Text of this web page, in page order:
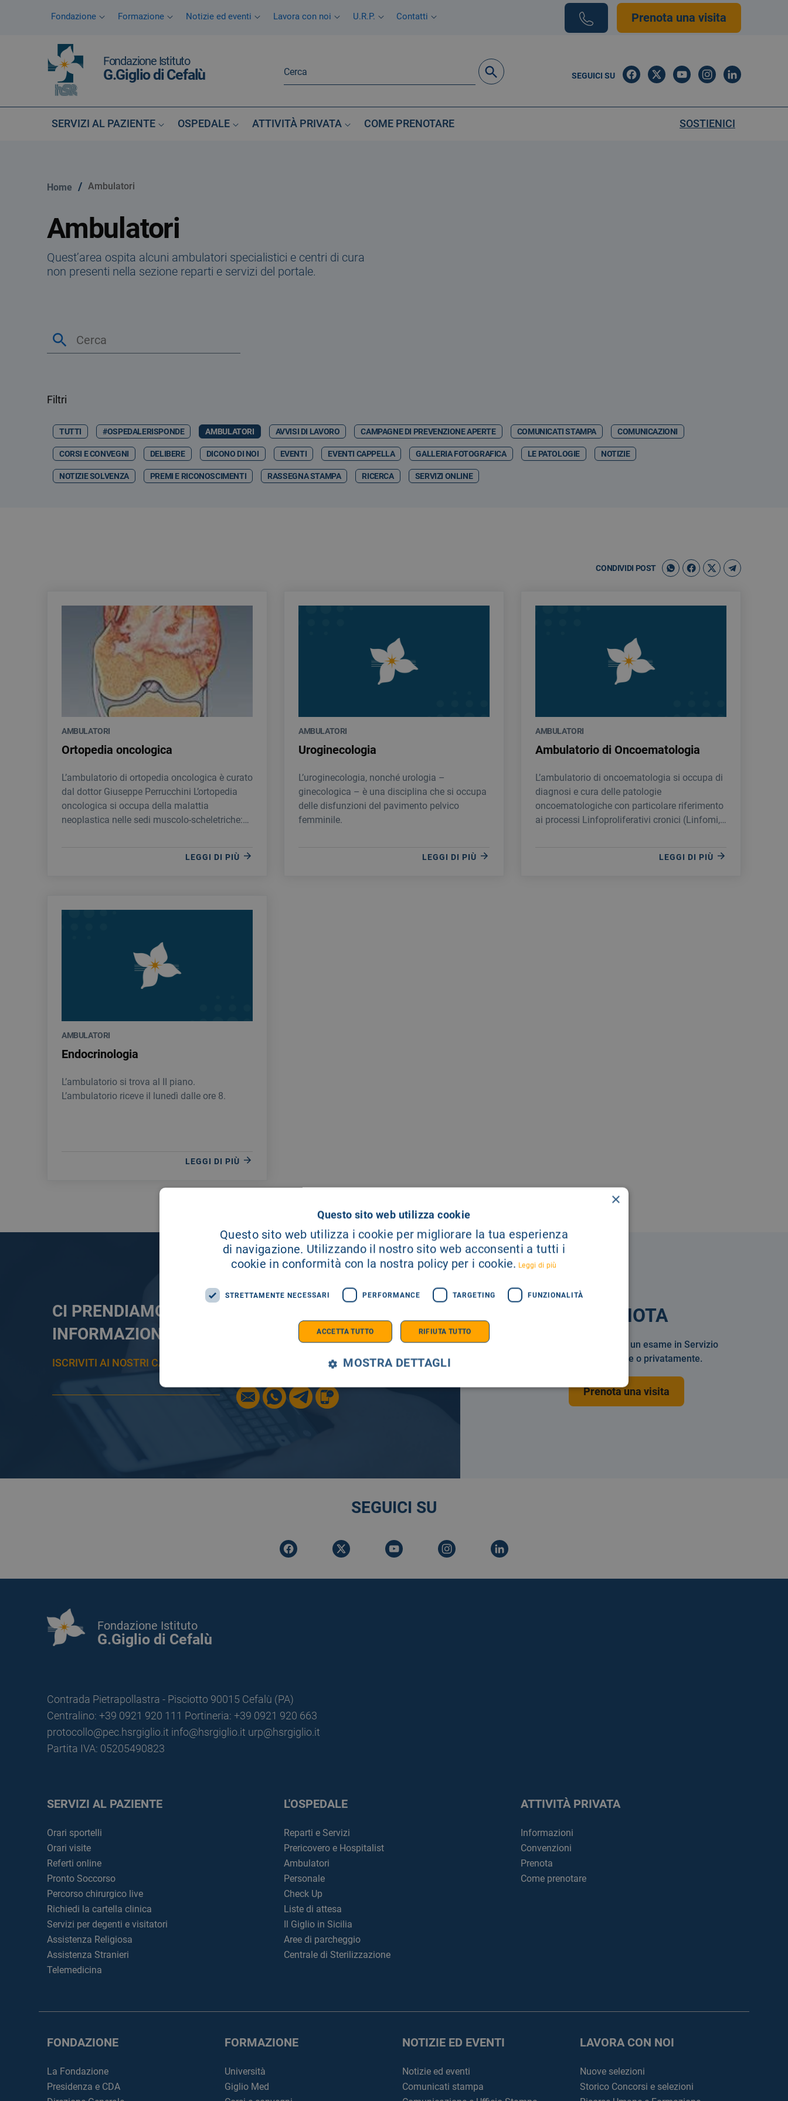
Vai al menu di navigazione
Fondazione Formazione Notizie ed eventi Lavora con noi U.R.P. Contatti Prenota una visita
Fondazione Istituto
G.Giglio di Cefalù SEGUICI SU
SERVIZI AL PAZIENTE OSPEDALE ATTIVITÀ PRIVATA COME PRENOTARE SOSTIENICI
Home / Ambulatori
Ambulatori
Quest’area ospita alcuni ambulatori specialistici e centri di cura
non presenti nella sezione reparti e servizi del portale.
Filtri
TUTTI #OSPEDALERISPONDE AMBULATORI AVVISI DI LAVORO CAMPAGNE DI PREVENZIONE APERTE COMUNICATI STAMPA COMUNICAZIONI
CORSI E CONVEGNI DELIBERE DICONO DI NOI EVENTI EVENTI CAPPELLA GALLERIA FOTOGRAFICA LE PATOLOGIE NOTIZIE
NOTIZIE SOLVENZA PREMI E RICONOSCIMENTI RASSEGNA STAMPA RICERCA SERVIZI ONLINE
CONDIVIDI POST
AMBULATORI
Ortopedia oncologica
L’ambulatorio di ortopedia oncologica è curato
dal dottor Giuseppe Perrucchini L’ortopedia
oncologica si occupa della malattia
neoplastica nelle sedi muscolo-scheletriche:
LEGGI DI PIÙ
AMBULATORI
Uroginecologia
L’uroginecologia, nonché urologia –
ginecologica – è una disciplina che si occupa
delle disfunzioni del pavimento pelvico
femminile.
LEGGI DI PIÙ
AMBULATORI
Ambulatorio di Oncoematologia
L’ambulatorio di oncoematologia si occupa di
diagnosi e cura delle patologie
oncoematologiche con particolare riferimento
ai processi Linfoproliferativi cronici (Linfomi,
i pazienti affetti da patologia onco-LEGGI DI PIÙ
AMBULATORI
Endocrinologia
L’ambulatorio si trova al II piano.
L’ambulatorio riceve il lunedì dalle ore 8.
LEGGI DI PIÙ
CI PRENDIAMO CURA DELLA TUA
INFORMAZIONE
ISCRIVITI AI NOSTRI CANALI PER RESTARE SEMPRE AGGIORNATO
PRENOTA
Prenotare una visita o un esame in Servizio
Sanitario Nazionale o privatamente.
Prenota una visita
SEGUICI SU
Fondazione Istituto
G.Giglio di Cefalù
Contrada Pietrapollastra - Pisciotto 90015 Cefalù (PA)
Centralino: +39 0921 920 111 Portineria: +39 0921 920 663
protocollo@pec.hsrgiglio.it info@hsrgiglio.it urp@hsrgiglio.it
Partita IVA: 05205490823
SERVIZI AL PAZIENTE
Orari sportelli
Orari visite
Referti online
Pronto Soccorso
Percorso chirurgico live
Richiedi la cartella clinica
Servizi per degenti e visitatori
Assistenza Religiosa
Assistenza Stranieri
Telemedicina
L'OSPEDALE
Reparti e Servizi
Prericovero e Hospitalist
Ambulatori
Personale
Check Up
Liste di attesa
Il Giglio in Sicilia
Aree di parcheggio
Centrale di Sterilizzazione
ATTIVITÀ PRIVATA
Informazioni
Convenzioni
Prenota
Come prenotare
FONDAZIONE
La Fondazione
Presidenza e CDA
FORMAZIONE
Università
Giglio Med
NOTIZIE ED EVENTI
Notizie ed eventi
Comunicati stampa
LAVORA CON NOI
Nuove selezioni
Storico Concorsi e selezioni
×
Questo sito web utilizza cookie
Questo sito web utilizza i cookie per migliorare la tua esperienza
di navigazione. Utilizzando il nostro sito web acconsenti a tutti i
cookie in conformità con la nostra policy per i cookie. Leggi di più
STRETTAMENTE NECESSARI PERFORMANCE TARGETING FUNZIONALITÀ
ACCETTA TUTTO RIFIUTA TUTTO
MOSTRA DETTAGLI